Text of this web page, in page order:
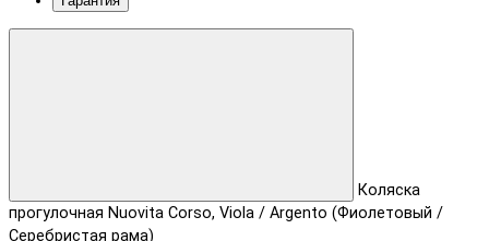
Коляска
прогулочная Nuovita Corso, Viola / Argento (Фиолетовый /
Серебристая рама)